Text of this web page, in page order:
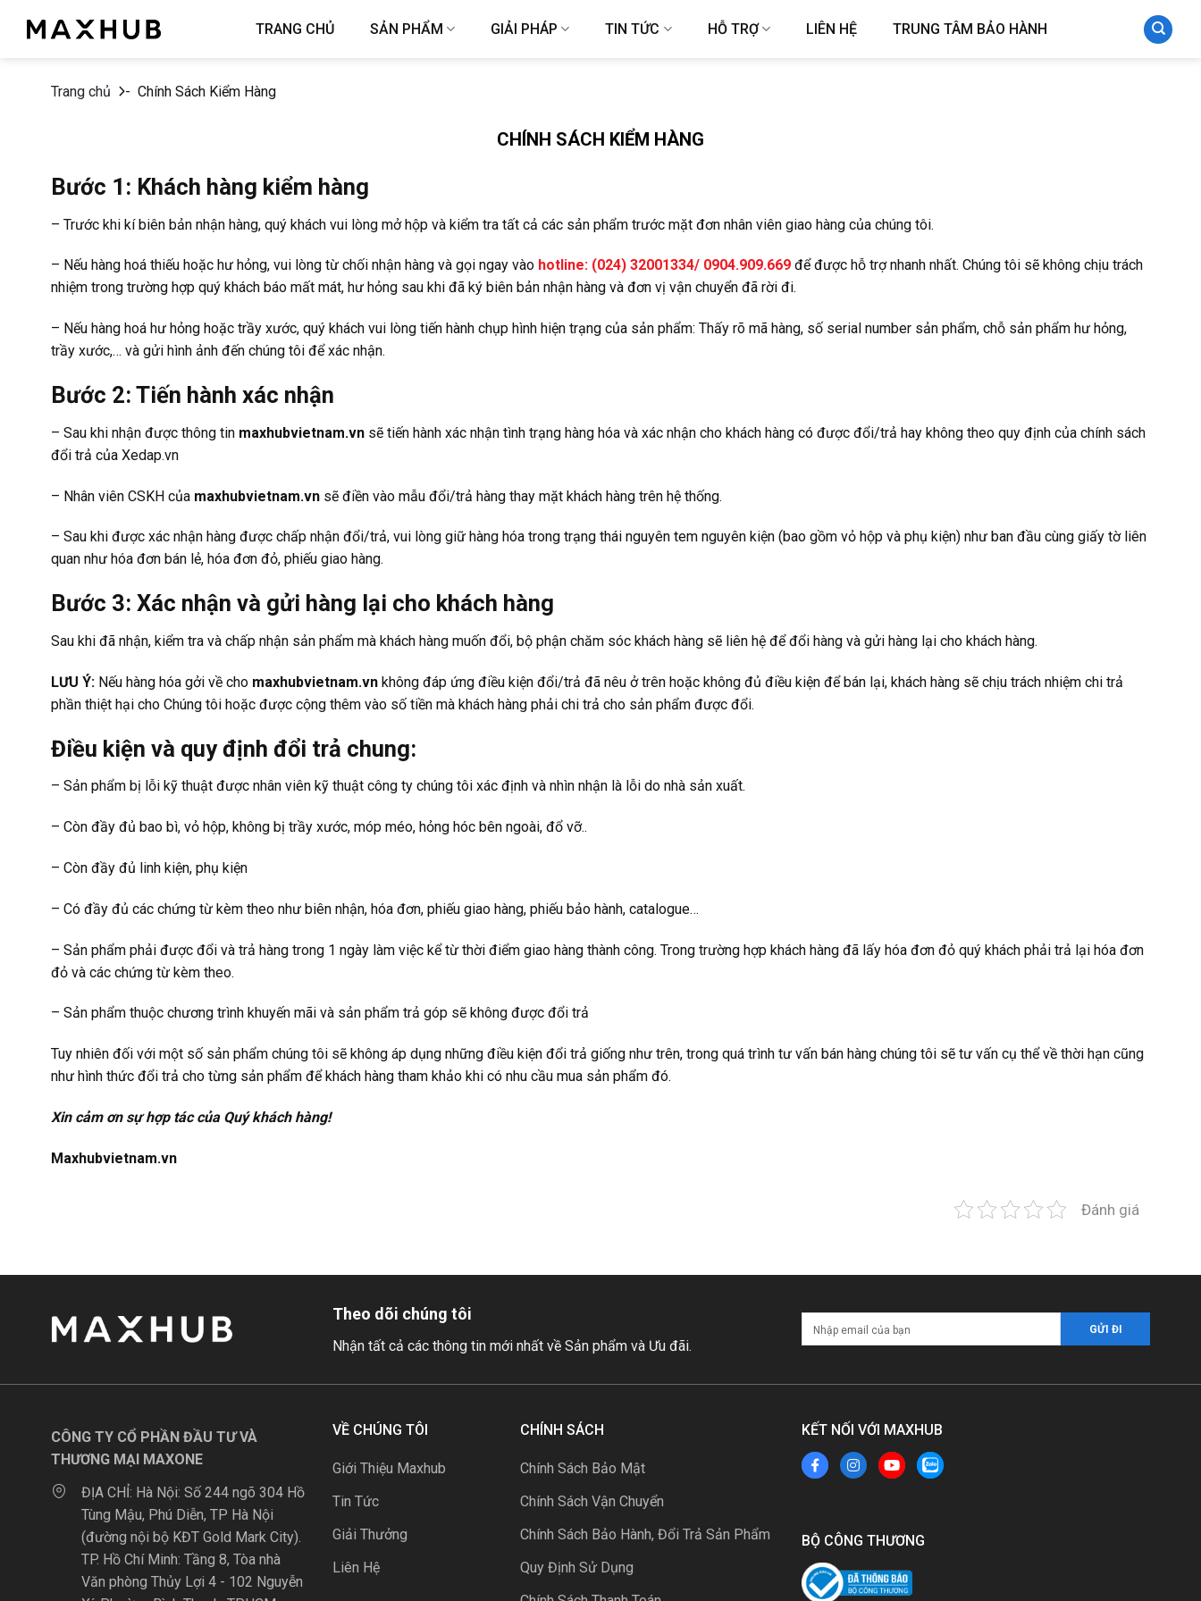
TRANG CHỦ SẢN PHẨM GIẢI PHÁP TIN TỨC HỖ TRỢ LIÊN HỆ TRUNG TÂM BẢO HÀNH
Trang chủ - Chính Sách Kiểm Hàng
CHÍNH SÁCH KIỂM HÀNG
Bước 1: Khách hàng kiểm hàng
– Trước khi kí biên bản nhận hàng, quý khách vui lòng mở hộp và kiểm tra tất cả các sản phẩm trước mặt đơn nhân viên giao hàng của chúng tôi.
– Nếu hàng hoá thiếu hoặc hư hỏng, vui lòng từ chối nhận hàng và gọi ngay vào hotline: (024) 32001334/ 0904.909.669 để được hỗ trợ nhanh nhất. Chúng tôi sẽ không chịu trách
nhiệm trong trường hợp quý khách báo mất mát, hư hỏng sau khi đã ký biên bản nhận hàng và đơn vị vận chuyển đã rời đi.
– Nếu hàng hoá hư hỏng hoặc trầy xước, quý khách vui lòng tiến hành chụp hình hiện trạng của sản phẩm: Thấy rõ mã hàng, số serial number sản phẩm, chỗ sản phẩm hư hỏng,
trầy xước,… và gửi hình ảnh đến chúng tôi để xác nhận.
Bước 2: Tiến hành xác nhận
– Sau khi nhận được thông tin maxhubvietnam.vn sẽ tiến hành xác nhận tình trạng hàng hóa và xác nhận cho khách hàng có được đổi/trả hay không theo quy định của chính sách
đổi trả của Xedap.vn
– Nhân viên CSKH của maxhubvietnam.vn sẽ điền vào mẫu đổi/trả hàng thay mặt khách hàng trên hệ thống.
– Sau khi được xác nhận hàng được chấp nhận đổi/trả, vui lòng giữ hàng hóa trong trạng thái nguyên tem nguyên kiện (bao gồm vỏ hộp và phụ kiện) như ban đầu cùng giấy tờ liên
quan như hóa đơn bán lẻ, hóa đơn đỏ, phiếu giao hàng.
Bước 3: Xác nhận và gửi hàng lại cho khách hàng
Sau khi đã nhận, kiểm tra và chấp nhận sản phẩm mà khách hàng muốn đổi, bộ phận chăm sóc khách hàng sẽ liên hệ để đổi hàng và gửi hàng lại cho khách hàng.
LƯU Ý: Nếu hàng hóa gởi về cho maxhubvietnam.vn không đáp ứng điều kiện đổi/trả đã nêu ở trên hoặc không đủ điều kiện để bán lại, khách hàng sẽ chịu trách nhiệm chi trả
phần thiệt hại cho Chúng tôi hoặc được cộng thêm vào số tiền mà khách hàng phải chi trả cho sản phẩm được đổi.
Điều kiện và quy định đổi trả chung:
– Sản phẩm bị lỗi kỹ thuật được nhân viên kỹ thuật công ty chúng tôi xác định và nhìn nhận là lỗi do nhà sản xuất.
– Còn đầy đủ bao bì, vỏ hộp, không bị trầy xước, móp méo, hỏng hóc bên ngoài, đổ vỡ..
– Còn đầy đủ linh kiện, phụ kiện
– Có đầy đủ các chứng từ kèm theo như biên nhận, hóa đơn, phiếu giao hàng, phiếu bảo hành, catalogue…
– Sản phẩm phải được đổi và trả hàng trong 1 ngày làm việc kể từ thời điểm giao hàng thành công. Trong trường hợp khách hàng đã lấy hóa đơn đỏ quý khách phải trả lại hóa đơn
đỏ và các chứng từ kèm theo.
– Sản phẩm thuộc chương trình khuyến mãi và sản phẩm trả góp sẽ không được đổi trả
Tuy nhiên đối với một số sản phẩm chúng tôi sẽ không áp dụng những điều kiện đổi trả giống như trên, trong quá trình tư vấn bán hàng chúng tôi sẽ tư vấn cụ thể về thời hạn cũng
như hình thức đổi trả cho từng sản phẩm để khách hàng tham khảo khi có nhu cầu mua sản phẩm đó.
Xin cảm ơn sự hợp tác của Quý khách hàng!
Maxhubvietnam.vn
Đánh giá
Theo dõi chúng tôi
Nhận tất cả các thông tin mới nhất về Sản phẩm và Ưu đãi.
CÔNG TY CỔ PHẦN ĐẦU TƯ VÀ
THƯƠNG MẠI MAXONE
ĐỊA CHỈ: Hà Nội: Số 244 ngõ 304 Hồ
Tùng Mậu, Phú Diễn, TP Hà Nội
(đường nội bộ KĐT Gold Mark City).
TP. Hồ Chí Minh: Tầng 8, Tòa nhà
Văn phòng Thủy Lợi 4 - 102 Nguyễn
VỀ CHÚNG TÔI
Giới Thiệu Maxhub
Tin Tức
Giải Thưởng
Liên Hệ
CHÍNH SÁCH
Chính Sách Bảo Mật
Chính Sách Vận Chuyển
Chính Sách Bảo Hành, Đổi Trả Sản Phẩm
Quy Định Sử Dụng
KẾT NỐI VỚI MAXHUB
BỘ CÔNG THƯƠNG